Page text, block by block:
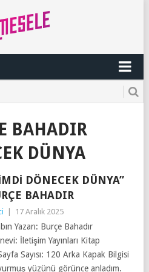
BAHADIR
DÜNYA
DÖNECEK DÜNYA”
BAHADIR
17 Aralık 2025
Yazarı: Burçe Bahadır
İletişim Yayınları Kitap
Sayısı: 120 Arka Kapak Bilgisi
vurmuş yüzünü görünce anladım.